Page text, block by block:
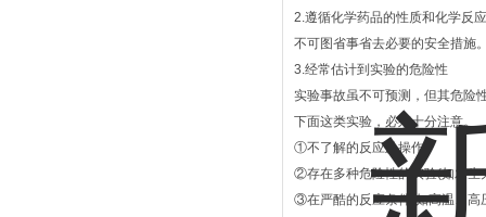
2.遵循化学药品的性质和化学反
不可图省事省去必要的安全措施
3.经常估计到实验的危险性
实验事故虽不可预测，但其危险
下面这类实验，必须十分注意。
①不了解的反应及操作;
②存在多种危险性的实验(如发生
③在严酷的反应条件(如高温、高